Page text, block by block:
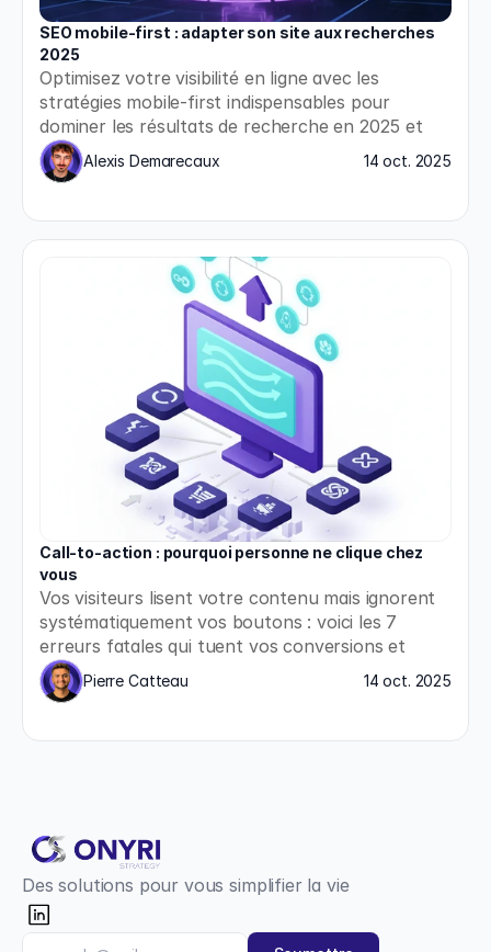
SEO mobile-first : adapter son site aux recherches
2025
Optimisez votre visibilité en ligne avec les
stratégies mobile-first indispensables pour
dominer les résultats de recherche en 2025 et
répondre aux nouvelles exigences de Google.
Alexis Demarecaux 14 oct. 2025
Call-to-action : pourquoi personne ne clique chez
vous
Vos visiteurs lisent votre contenu mais ignorent
systématiquement vos boutons : voici les 7
erreurs fatales qui tuent vos conversions et
comment les corriger immédiatement.
Pierre Catteau 14 oct. 2025
Des solutions pour vous simplifier la vie